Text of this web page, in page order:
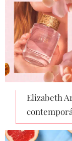
Elizabeth